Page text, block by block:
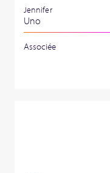
Jennifer
Uno
Associée